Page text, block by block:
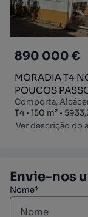
890 000 €
MORADIA T4
POUCOS
Comporta,
Tipologia
T4
Zona150 m²
Preço por metro
Ver descrição do
Envie-nos
Nome*